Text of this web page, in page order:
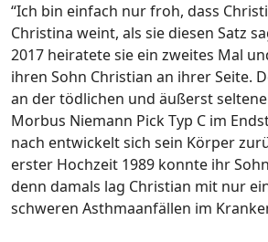
“Ich bin einfach nur froh, dass
Christina weint, als sie diesen Satz
2017 heiratete sie ein zweites Mal
ihren Sohn Christian an ihrer Seite.
an der tödlichen und äußerst
Morbus Niemann Pick Typ C im
nach entwickelt sich sein Körper
erster Hochzeit 1989 konnte ihr
denn damals lag Christian mit nur
schweren Asthmaanfällen im